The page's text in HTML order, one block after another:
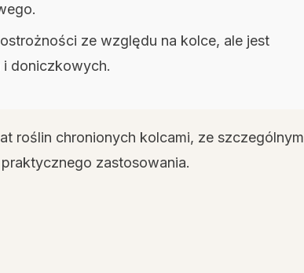
ze względu na kolce, ale jest
doniczkowych.
roślin chronionych kolcami, ze szczególnym
zastosowania.